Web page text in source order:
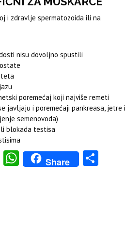
i zdravlje spermatozoida ili na
nisu dovoljno spustili
poremećaj koji najviše remeti
javljaju i poremećaji pankreasa, jetre i
semenovoda)
blokada testisa
ViberWhatsApp
Share